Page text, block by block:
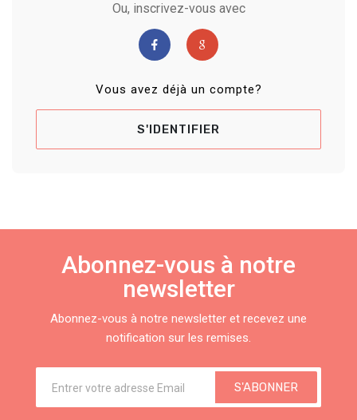
Ou, inscrivez-vous avec
Vous avez déjà un compte?
S'IDENTIFIER
Abonnez-vous à notre
newsletter
Abonnez-vous à notre newsletter et recevez une
notification sur les remises.
S'ABONNER